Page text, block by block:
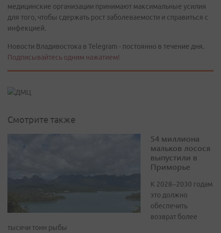
медицинские организации принимают максимальные усилия
для того, чтобы сдержать рост заболеваемости и справиться с
инфекцией.
Новости Владивостока в Telegram - постоянно в течение дня.
Подписывайтесь одним нажатием!
Смотрите также
54 миллиона
мальков лосося
выпустили в
Приморье
К 2028–2030 годам
это должно
обеспечить
возврат более
тысячи тонн рыбы